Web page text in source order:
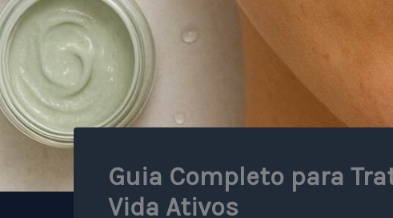
Guia Completo para
Vida Ativos